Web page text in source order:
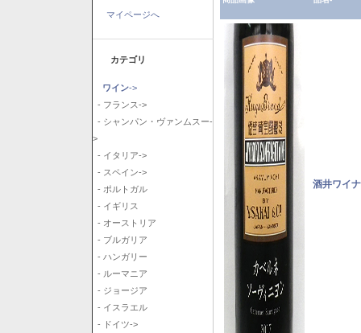
マイページへ
カテゴリ
ワイン->
- フランス->
- シャンパン・ヴァンムスー-
>
- イタリア->
- スペイン->
- ポルトガル
- イギリス
- オーストリア
- ブルガリア
- ハンガリー
- ルーマニア
- ジョージア
- イスラエル
- ドイツ->
酒井ワイ